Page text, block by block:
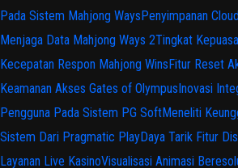
Pada Sistem Mahjong WaysPenyimpanan
Menjaga Data Mahjong Ways 2Tingkat
Kecepatan Respon Mahjong WinsFitur Reset
Keamanan Akses Gates of OlympusInovasi
Pengguna Pada Sistem PG SoftMeneliti
Sistem Dari Pragmatic PlayDaya Tarik Fitur
Layanan Live KasinoVisualisasi Animasi